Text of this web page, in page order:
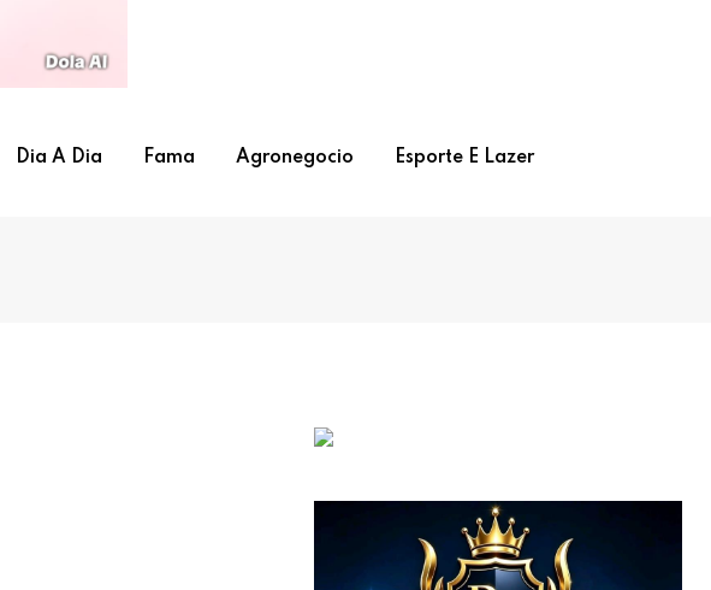
Dia A Dia Fama Agronegocio Esporte E Lazer